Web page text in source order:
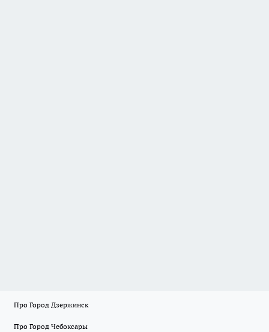
Про Город Дзержинск
Про Город Чебоксары